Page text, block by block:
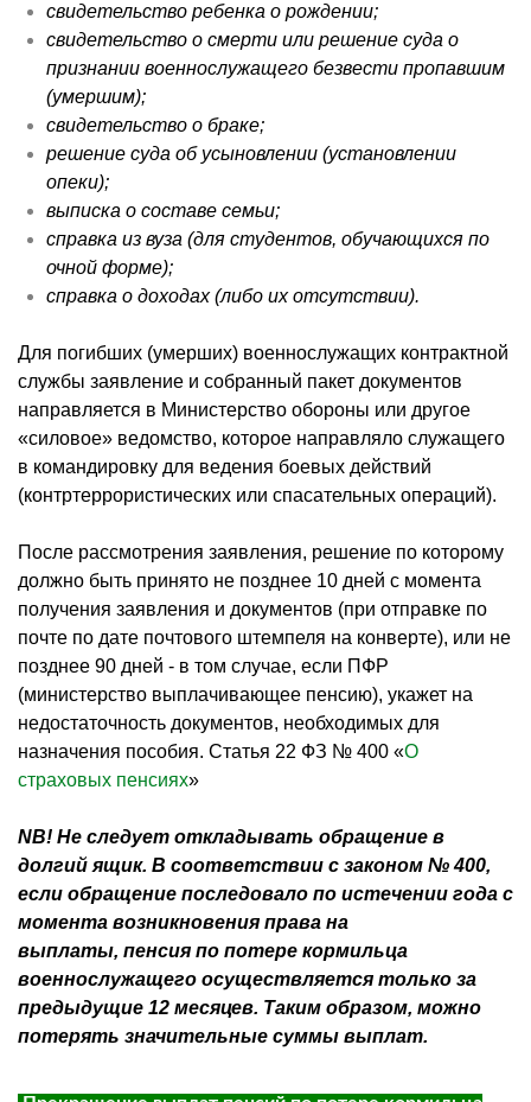
свидетельство ребенка о рождении;
свидетельство о смерти или решение суда о
признании военнослужащего безвести пропавшим
(умершим);
свидетельство о браке;
решение суда об усыновлении (установлении
опеки);
выписка о составе семьи;
справка из вуза (для студентов, обучающихся по
очной форме);
справка о доходах (либо их отсутствии).
Для погибших (умерших) военнослужащих контрактной
службы заявление и собранный пакет документов
направляется в Министерство обороны или другое
«силовое» ведомство, которое направляло служащего
в командировку для ведения боевых действий
(контртеррористических или спасательных операций).
После рассмотрения заявления, решение по которому
должно быть принято не позднее 10 дней с момента
получения заявления и документов (при отправке по
почте по дате почтового штемпеля на конверте), или не
позднее 90 дней - в том случае, если ПФР
(министерство выплачивающее пенсию), укажет на
недостаточность документов, необходимых для
назначения пособия. Статья 22 ФЗ № 400 «О
страховых пенсиях»
NB! Не следует откладывать обращение в
долгий ящик. В соответствии с законом № 400,
если обращение последовало по истечении года с
момента возникновения права на
выплаты, пенсия по потере кормильца
военнослужащего осуществляется только за
предыдущие 12 месяцев. Таким образом, можно
потерять значительные суммы выплат.